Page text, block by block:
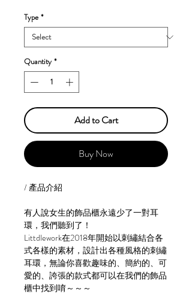
Type *
Quantity *
Add to Cart
Buy Now
/ 產品介紹
有人說女生的飾品櫃永遠少了一對耳
環，我們聽到了！
Littdlework在2018年開始以刺繡結合各
式各樣的素材，設計出各種風格的刺繡
耳環，無論你喜歡趣味的、簡約的、可
愛的、誇張的款式都可以在我們的飾品
櫃中找到唷～～～